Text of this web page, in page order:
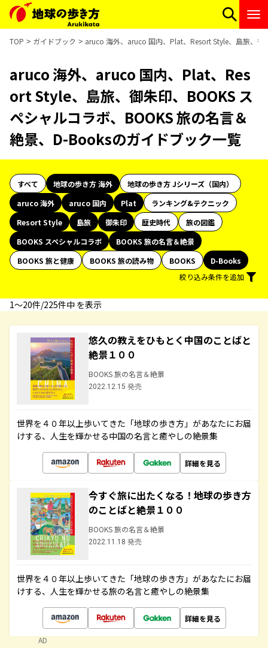
TOP ガイドブック aruco 海外、aruco 国内、Plat、Resort Style、島旅、
aruco 海外、aruco 国内、Plat、Res
ort Style、島旅、御朱印、BOOKS ス
ペシャルコラボ、BOOKS 旅の名言＆
絶景、D-Booksのガイドブック一覧
すべて 地球の歩き方 海外
地球の歩き方 Jシリーズ（国内）
aruco 海外
aruco 国内 Plat
ランキング&テクニック
Resort Style
島旅 御朱印 歴史時代
旅の図鑑
BOOKS スペシャルコラボ
BOOKS 旅の名言＆絶景
BOOKS 旅と健康
BOOKS 旅の読み物 BOOKS
D-Books
絞り込み条件を追加
1〜20件/225件中 を表示
悠久の教えをひもとく中国のことばと
絶景１００
BOOKS 旅の名言＆絶景
2022.12.15 発売
世界を４０年以上歩いてきた「地球の歩き方」があなたにお届
けする、人生を輝かせる中国の名言と癒やしの絶景集
詳細を見る
今すぐ旅に出たくなる！地球の歩き方
のことばと絶景１００
BOOKS 旅の名言＆絶景
2022.11.18 発売
世界を４０年以上歩いてきた「地球の歩き方」があなたにお届
けする、人生を輝かせる旅の名言と癒やしの絶景集
詳細を見る
AD